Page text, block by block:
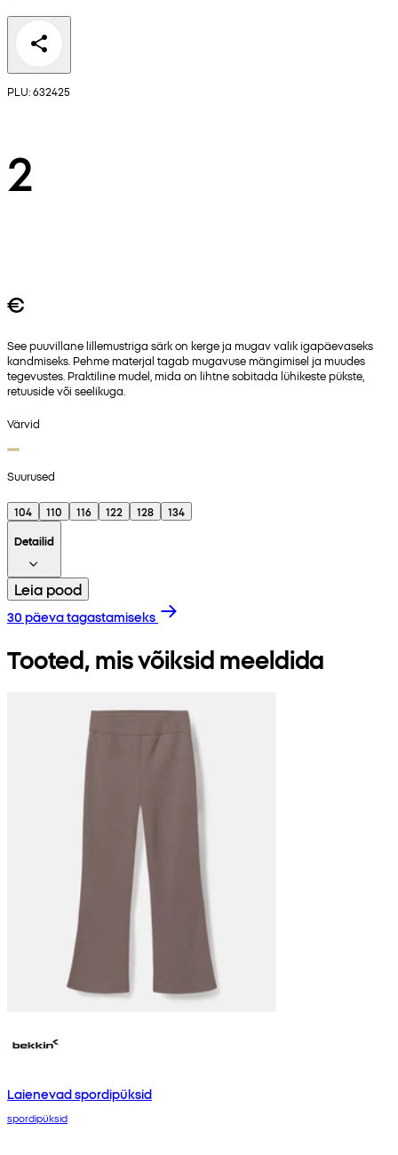
PLU: 632425
2
€
See puuvillane lillemustriga särk on kerge ja mugav valik igapäevaseks
kandmiseks. Pehme materjal tagab mugavuse mängimisel ja muudes
tegevustes. Praktiline mudel, mida on lihtne sobitada lühikeste pükste,
retuuside või seelikuga.
Värvid
Suurused
104 110 116 122 128
134
Detailid
Leia pood
30 päeva tagastamiseks
Tooted, mis võiksid meeldida
Laienevad spordipüksid
spordipüksid